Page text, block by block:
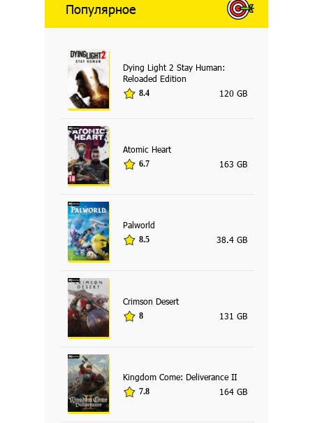
Популярное
Dying Light 2 Stay Human:
Reloaded Edition
8.4 120 GB
Atomic Heart
6.7 163 GB
Palworld
8.5 38.4 GB
Crimson Desert
8 131 GB
Kingdom Come: Deliverance II
7.8 164 GB